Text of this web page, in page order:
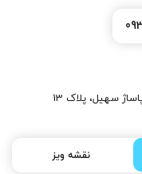
سهیل، پلاک 13
نقشه ویز